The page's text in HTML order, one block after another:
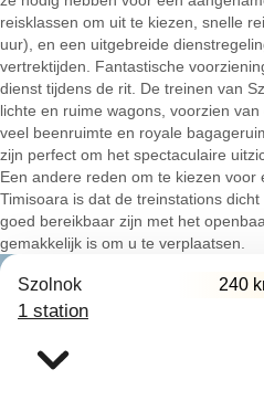
reisklassen om uit te kiezen, snelle
uur), en een uitgebreide
vertrektijden. Fantastische
dienst tijdens de rit. De treinen van
lichte en ruime wagons, voorzien
veel beenruimte en royale
zijn perfect om het spectaculaire
Een andere reden om te kiezen voor
Timisoara is dat de treinstations
goed bereikbaar zijn met het
gemakkelijk is om u te verplaatsen.
Szolnok 240
1 station